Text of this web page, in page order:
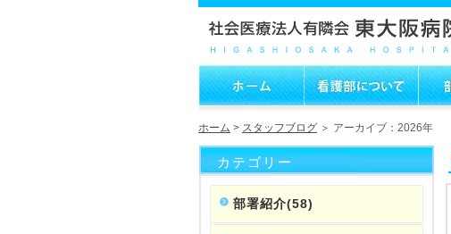
ホーム > スタッフブログ ＞ アーカイブ：2026年
カテゴリー
部署紹介(58)